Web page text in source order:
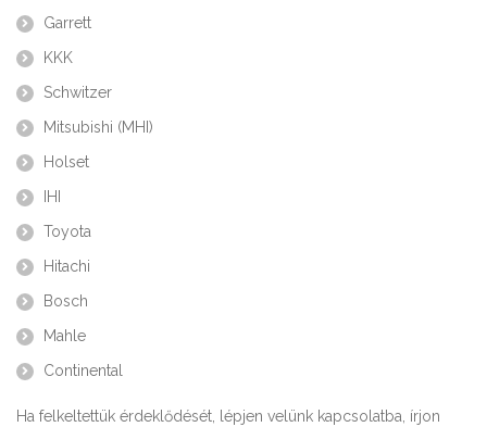
Garrett
KKK
Schwitzer
Mitsubishi (MHI)
Holset
IHI
Toyota
Hitachi
Bosch
Mahle
Continental
Ha felkeltettük érdeklődését, lépjen velünk kapcsolatba, írjon